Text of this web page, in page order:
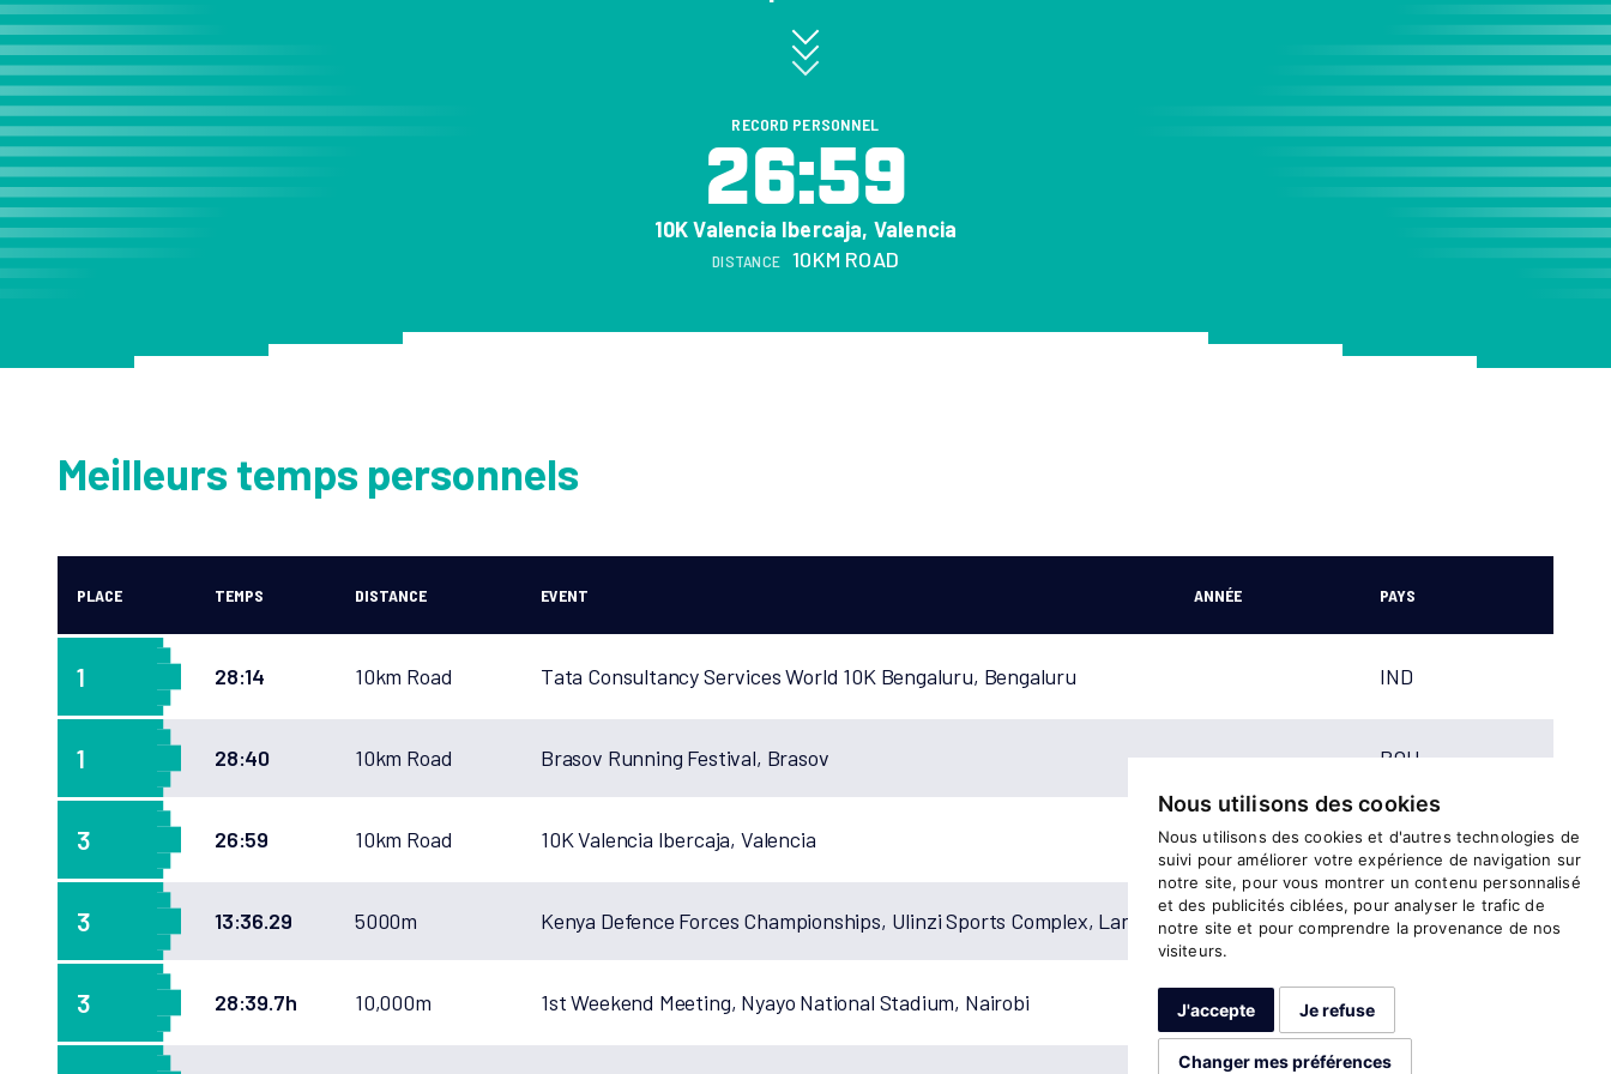
Nous utilisons des cookies
Nous utilisons des cookies et d'autres technologies de
suivi pour améliorer votre expérience de navigation sur
notre site, pour vous montrer un contenu personnalisé
et des publicités ciblées, pour analyser le trafic de
notre site et pour comprendre la provenance de nos
visiteurs.
J'accepte Je refuse
Changer mes préférences
RECORD PERSONNEL
26:59
10K Valencia Ibercaja, Valencia
DISTANCE 10KM ROAD
Meilleurs temps personnels
PLACE TEMPS DISTANCE EVENT ANNÉE PAYS
1 28:14 10km Road Tata Consultancy Services World 10K Bengaluru, Bengaluru IND
1 28:40 10km Road Brasov Running Festival, Brasov ROU
3 26:59 10km Road 10K Valencia Ibercaja, Valencia ESP
3 13:36.29 5000m Kenya Defence Forces Championships, Ulinzi Sports Complex, Langat KEN
3 28:39.7h 10,000m 1st Weekend Meeting, Nyayo National Stadium, Nairobi
10KM
Kids Run 3KM
CONTACT